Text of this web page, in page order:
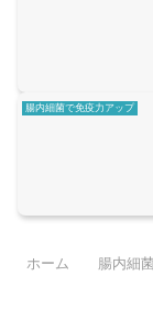
腸内細菌で免疫力アップ
ホーム 腸内細